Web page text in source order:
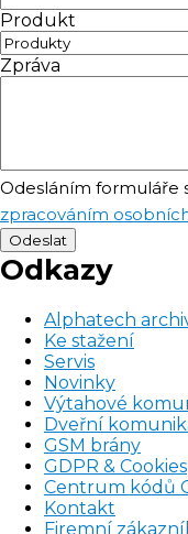
Produkt
Zpráva
Odesláním formuláře
zpracováním
Odkazy
Alphatech
Ke stažení
Servis
Novinky
Výtahové
Dveřní
GSM brány
GDPR & Cookies
Centrum kódů
Kontakt
Firemní